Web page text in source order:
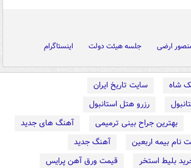
ارضی جلسه هیئت دولت اینستاگرام
شاه
سایت تاریخ ایران
رزرو هتل استانبول
بهترین جراح بینی ترمیمی
آهنگ های جدید
نام بیمه اربعین
آهنگ جدید
بلیط استخر
قیمت ورق آهن پرایس